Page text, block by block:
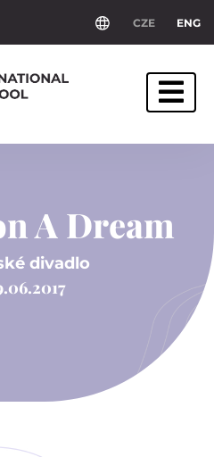
CZE ENG
A Dream
divadlo